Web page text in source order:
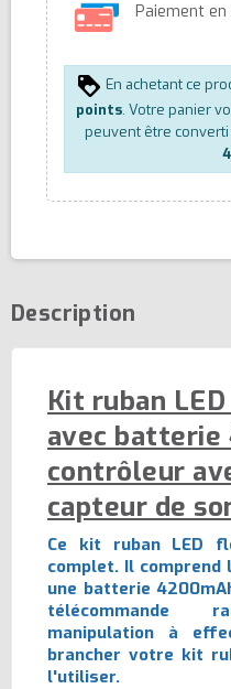
Paiement
En achetant ce
points. Votre panier
peuvent être
Description
Kit ruban
avec batterie
contrôleur
capteur de
Ce kit ruban LED
complet. Il comprend
une batterie
télécommande
manipulation à
brancher votre kit
l'utiliser.